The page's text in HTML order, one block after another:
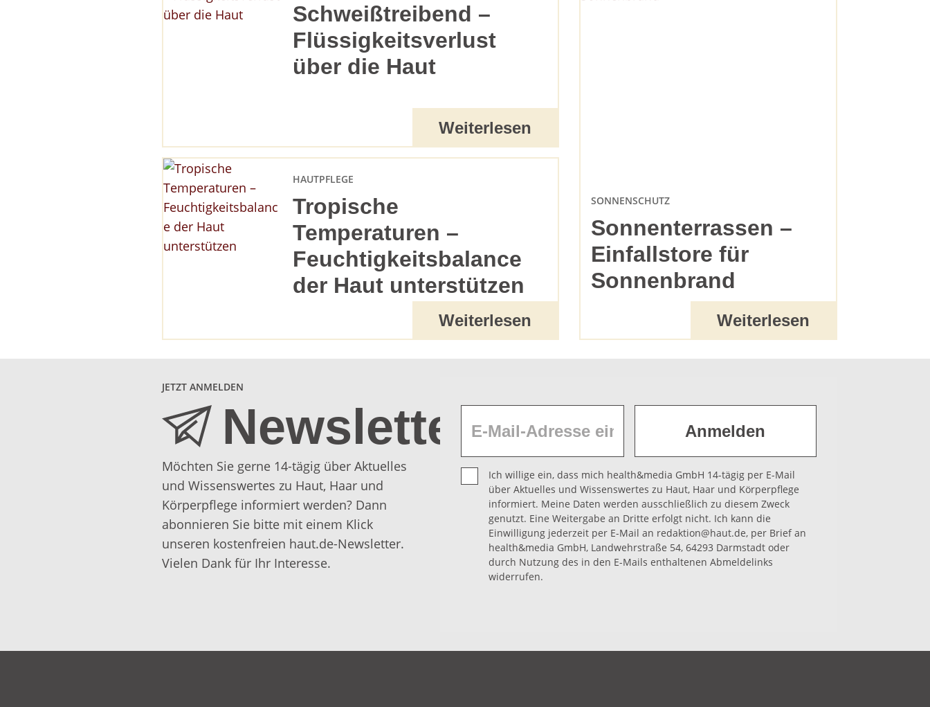
Schweißtreibend –
Flüssigkeitsverlust
über die Haut
Weiterlesen
Tropische
Temperaturen –
Feuchtigkeitsbalance
der Haut unterstützen
HAUTPFLEGE
Weiterlesen
Sonnenterrassen –
Einfallstore für
Sonnenbrand
SONNENSCHUTZ
Weiterlesen
JETZT ANMELDEN
Newsletter
Möchten Sie gerne 14-tägig über Aktuelles
und Wissenswertes zu Haut, Haar und
Körperpflege informiert werden? Dann
abonnieren Sie bitte mit einem Klick
unseren kostenfreien haut.de-Newsletter.
Vielen Dank für Ihr Interesse.
Ich willige ein, dass mich health&media GmbH 14-tägig per E-Mail
über Aktuelles und Wissenswertes zu Haut, Haar und Körperpflege
informiert. Meine Daten werden ausschließlich zu diesem Zweck
genutzt. Eine Weitergabe an Dritte erfolgt nicht. Ich kann die
Einwilligung jederzeit per E-Mail an redaktion@haut.de, per Brief an
health&media GmbH, Landwehrstraße 54, 64293 Darmstadt oder
durch Nutzung des in den E-Mails enthaltenen Abmeldelinks
widerrufen.